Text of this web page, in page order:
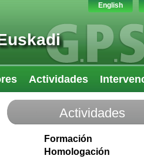
English
Actividades
Actividades
Formación
Homologación